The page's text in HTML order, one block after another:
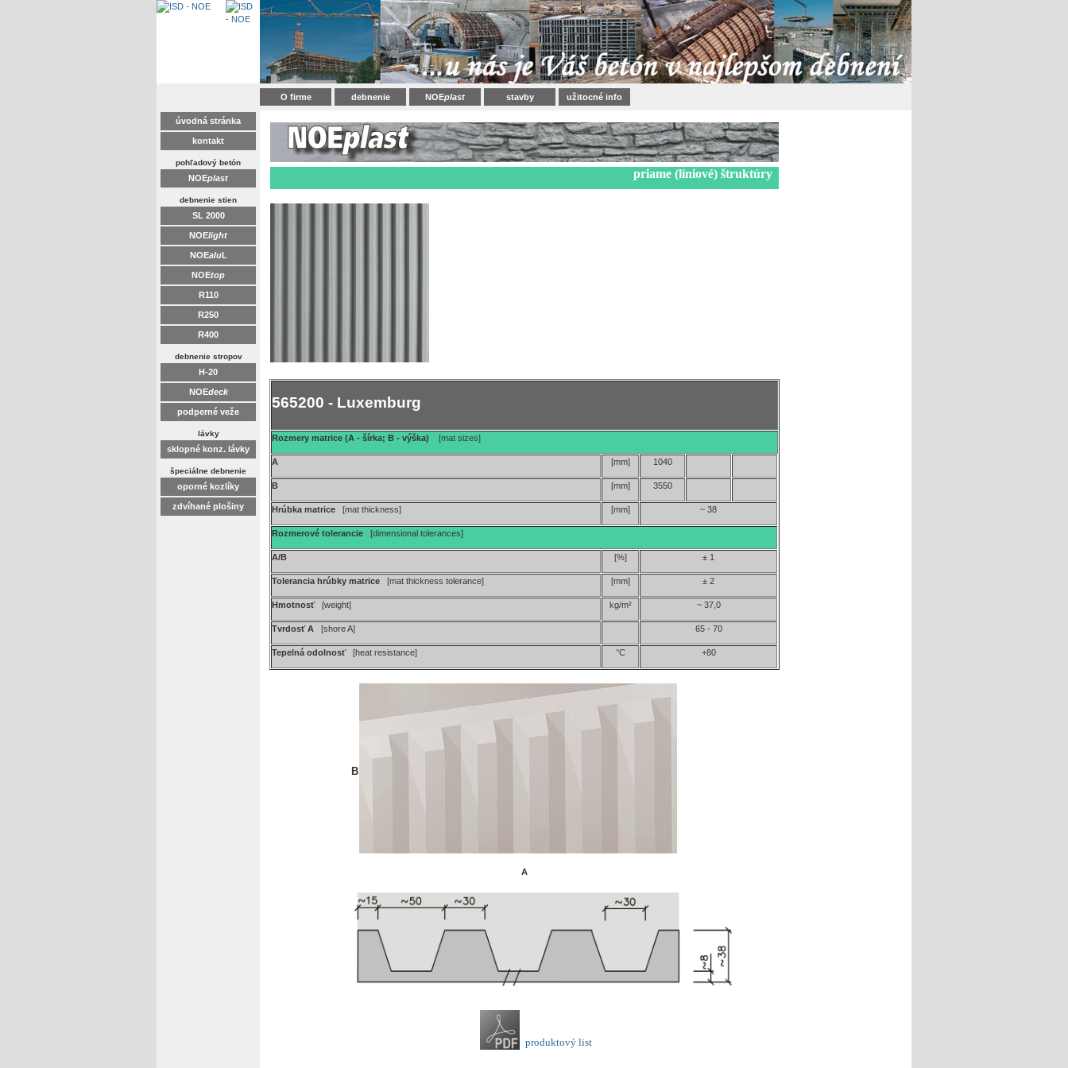
O firme debnenie NOEplast stavby užitocné info
úvodná stránka
kontakt
pohľadový betón
NOEplast
debnenie stien
SL 2000
NOElight
NOEaluL
NOEtop
R110
R250
R400
debnenie stropov
H-20
NOEdeck
podperné veže
lávky
sklopné konz. lávky
špeciálne debnenie
oporné kozlíky
zdvíhané plošiny
priame (líniové) štruktúry
565200 - Luxemburg
Rozmery matrice (A - šírka; B - výška) [mat sizes]
A [mm] 1040
B [mm] 3550
Hrúbka matrice [mat thickness] [mm] ~ 38
Rozmerové tolerancie [dimensional tolerances]
A/B [%] ± 1
Tolerancia hrúbky matrice [mat thickness tolerance] [mm] ± 2
Hmotnosť[weight] kg/m² ~ 37,0
Tvrdosť A [shore A] 65 - 70
Tepelná odolnosť [heat resistance] °C +80
B
A
produktový list